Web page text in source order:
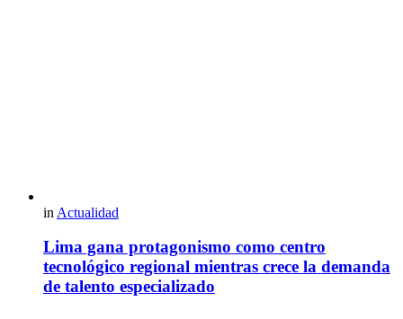
in Actualidad
Lima gana protagonismo como centro
tecnológico regional mientras crece la demanda
de talento especializado